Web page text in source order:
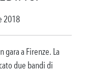
2018
a Firenze. La
due bandi di